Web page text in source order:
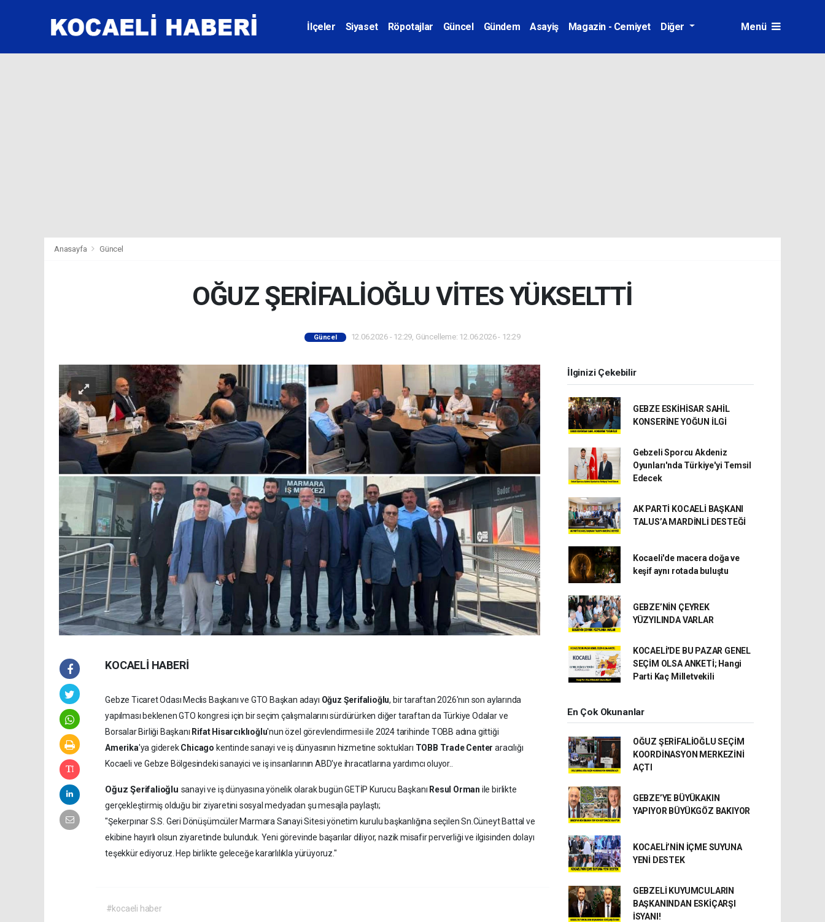
İlçeler Siyaset Röpotajlar Güncel Gündem Asayiş Magazin - Cemiyet Diğer Menü
Anasayfa Güncel
OĞUZ ŞERİFALİOĞLU VİTES YÜKSELTTİ
Güncel 12.06.2026 - 12:29, Güncelleme: 12.06.2026 - 12:29
KOCAELİ HABERİ
Gebze Ticaret Odası Meclis Başkanı ve GTO Başkan adayı Oğuz Şerifalioğlu, bir taraftan 2026'nın son aylarında
yapılması beklenen GTO kongresi için bir seçim çalışmalarını sürdürürken diğer taraftan da Türkiye Odalar ve
Borsalar Birliği Başkanı Rifat Hisarcıklıoğlu'nun özel görevlendirmesi ile 2024 tarihinde TOBB adına gittiği
Amerika'ya giderekChicago kentinde sanayi ve iş dünyasının hizmetine soktukları TOBB Trade Center aracılığı
Kocaeli ve Gebze Bölgesindeki sanayici ve iş insanlarının ABD'ye ihracatlarına yardımcı oluyor..
Oğuz Şerifalioğlu sanayi ve iş dünyasına yönelik olarak bugün GETİP Kurucu Başkanı Resul Orman ile birlikte
gerçekleştirmiş olduğu bir ziyaretini sosyal medyadan şu mesajla paylaştı;
"Şekerpınar S.S. Geri Dönüşümcüler Marmara Sanayi Sitesi yönetim kurulu başkanlığına seçilen Sn.Cüneyt Battal ve
ekibine hayırlı olsun ziyaretinde bulunduk. Yeni görevinde başarılar diliyor, nazik misafir perverliği ve ilgisinden dolayı
teşekkür ediyoruz. Hep birlikte geleceğe kararlılıkla yürüyoruz."
#kocaeli haber
İlginizi Çekebilir
GEBZE ESKİHİSAR SAHİL
KONSERİNE YOĞUN İLGİ
Gebzeli Sporcu Akdeniz
Oyunları'nda Türkiye'yi Temsil
Edecek
AK PARTİ KOCAELİ BAŞKANI
TALUS’A MARDİNLİ DESTEĞİ
Kocaeli'de macera doğa ve
keşif aynı rotada buluştu
GEBZE’NİN ÇEYREK
YÜZYILINDA VARLAR
KOCAELİ'DE BU PAZAR GENEL
SEÇİM OLSA ANKETİ; Hangi
Parti Kaç Milletvekili
En Çok Okunanlar
OĞUZ ŞERİFALİOĞLU SEÇİM
KOORDİNASYON MERKEZİNİ
AÇTI
GEBZE’YE BÜYÜKAKIN
YAPIYOR BÜYÜKGÖZ BAKIYOR
KOCAELİ’NİN İÇME SUYUNA
YENİ DESTEK
GEBZELİ KUYUMCULARIN
BAŞKANINDAN ESKİÇARŞI
İSYANI!